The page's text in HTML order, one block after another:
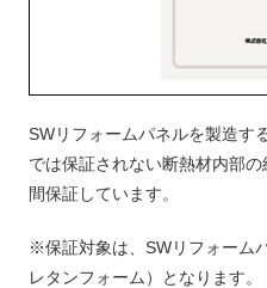
SWリフォームパネルを製造す
では保証されない断熱材内部
間保証しています。
※保証対象は、SWリフォーム
レタンフォーム）となります。